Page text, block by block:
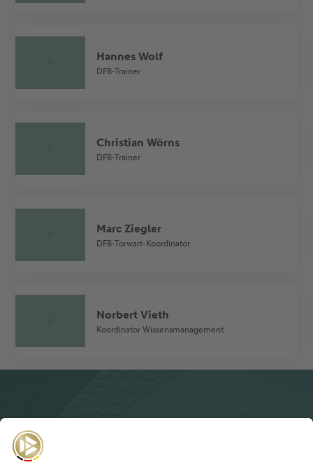
Hannes Wolf
DFB-Trainer
Christian Wörns
DFB-Trainer
Marc Ziegler
DFB-Torwart-Koordinator
Norbert Vieth
Koordinator Wissensmanagement